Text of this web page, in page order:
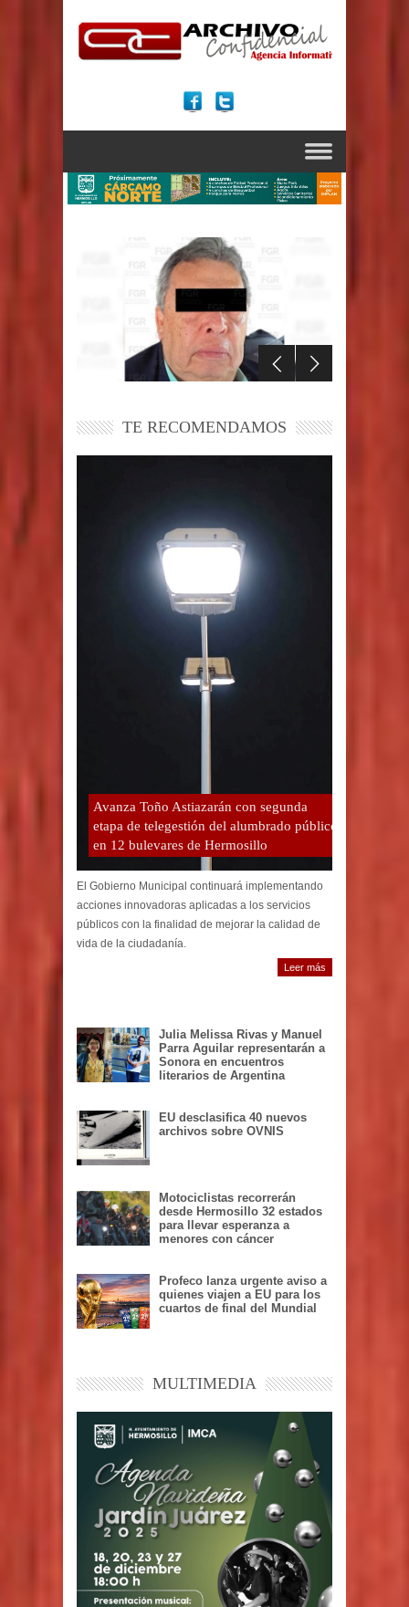
TE RECOMENDAMOS
Avanza Toño Astiazarán con segunda
etapa de telegestión del alumbrado público
en 12 bulevares de Hermosillo
El Gobierno Municipal continuará implementando
acciones innovadoras aplicadas a los servicios
públicos con la finalidad de mejorar la calidad de
vida de la ciudadanía.
Leer más
Julia Melissa Rivas y Manuel
Parra Aguilar representarán a
Sonora en encuentros
literarios de Argentina
EU desclasifica 40 nuevos
archivos sobre OVNIS
Motociclistas recorrerán
desde Hermosillo 32 estados
para llevar esperanza a
menores con cáncer
Profeco lanza urgente aviso a
quienes viajen a EU para los
cuartos de final del Mundial
MULTIMEDIA